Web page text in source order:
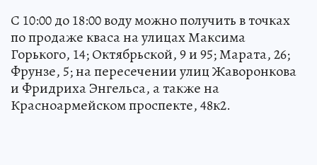
С 10:00 до 18:00 воду можно получить в точках
по продаже кваса на улицах Максима
Горького, 14; Октябрьской, 9 и 95; Марата, 26;
Фрунзе, 5; на пересечении улиц Жаворонкова
и Фридриха Энгельса, а также на
Красноармейском проспекте, 48к2.